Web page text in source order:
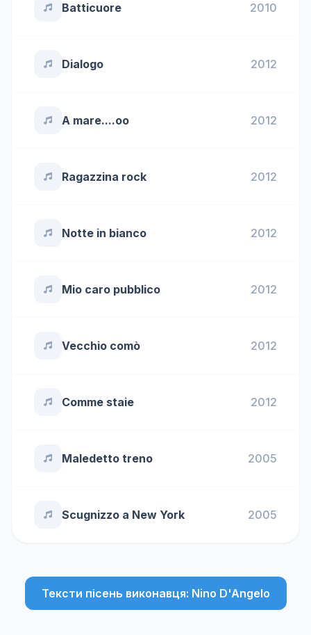
Batticuore 2010
Dialogo 2012
A mare....oo 2012
Ragazzina rock 2012
Notte in bianco 2012
Mio caro pubblico 2012
Vecchio comò 2012
Comme staie 2012
Maledetto treno 2005
Scugnizzo a New York 2005
Тексти пісень виконавця: Nino D'Angelo